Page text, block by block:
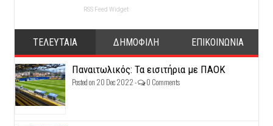
RSS Feed Widget
ΤΕΛΕΥΤΑΙΑ ΔΗΜΟΦΙΛΗ ΕΠΙΚΟΙΝΩΝΙΑ
Παναιτωλικός: Τα εισιτήρια με ΠΑΟΚ
Posted on 20 Dec 2022 - 0 Comments